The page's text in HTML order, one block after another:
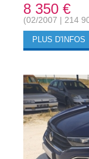
8 350 €
(02/2007 | 214
PLUS D'INFOS